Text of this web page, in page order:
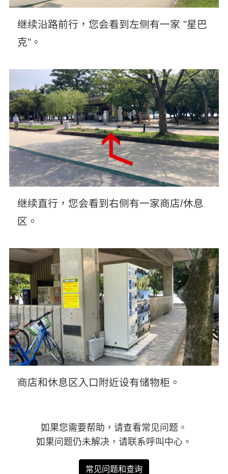
继续沿路前行，您会看到左侧有一家 "星巴
克"。
继续直行，您会看到右侧有一家商店/休息
区。
商店和休息区入口附近设有储物柜。
如果您需要帮助，请查看常见问题。
如果问题仍未解决，请联系呼叫中心。
常见问题和查询